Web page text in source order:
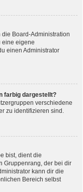
Board-Administration
eine eigene
einen Administrator
farbig dargestellt?
verschiedene
zu identifizieren sind.
bist, dient die
Gruppenrang, der bei dir
kann dir die
Bereich selbst